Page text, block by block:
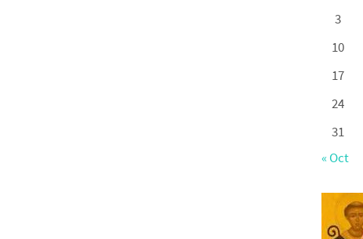
3
10
17
24
31
« Oct